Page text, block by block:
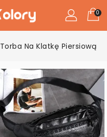
0
Torba Na Klatkę Piersiową